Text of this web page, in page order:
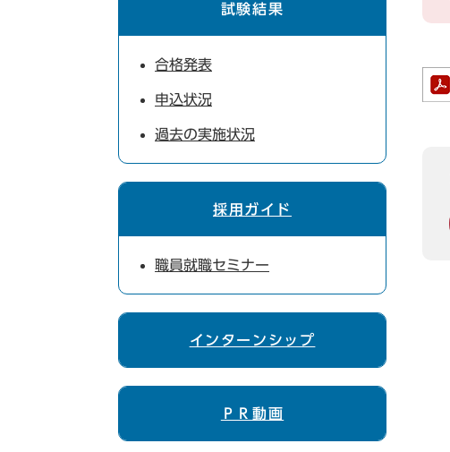
試験結果
合格発表
申込状況
過去の実施状況
採用ガイド
職員就職セミナー
インターンシップ
ＰＲ動画